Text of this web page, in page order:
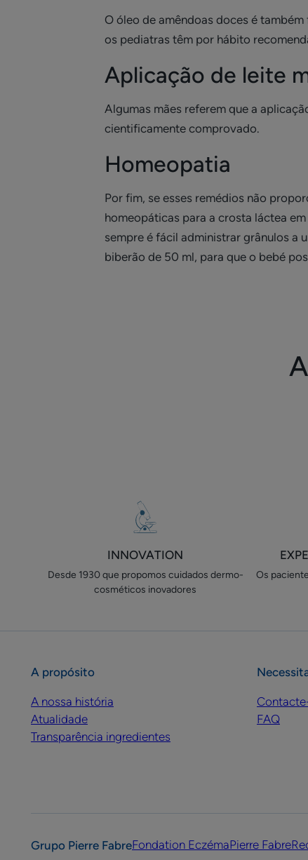
O óleo de amêndoas doces é
os pediatras têm por hábito
Aplicação de leite
Algumas mães referem que a
cientificamente comprovado.
Homeopatia
Por fim, se esses remédios não
homeopáticas para a crosta láctea
sempre é fácil administrar grânulos a
biberão de 50 ml, para que o bebé
INNOVATION
Desde 1930 que propomos cuidados​ dermo-
cosméticos inovadores
Os
A propósito
A nossa história
Atualidade
Transparência ingredientes
FAQ
Grupo Pierre FabreFondation EczémaPierre Fabre